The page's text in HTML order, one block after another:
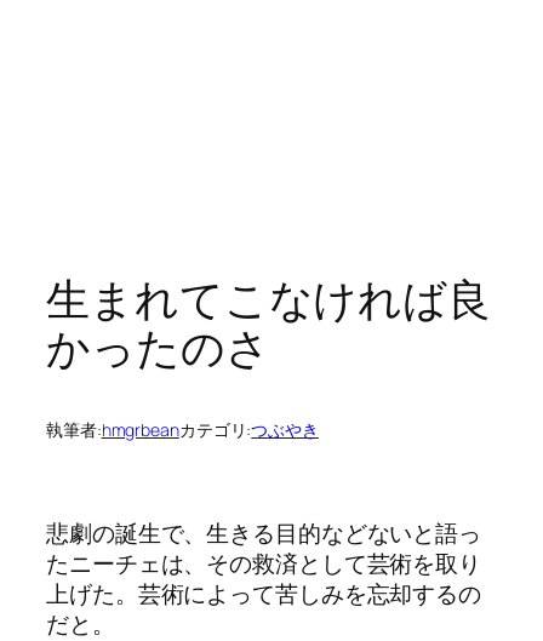
生まれてこなければ良
かったのさ
執筆者:hmgrbeanカテゴリ:つぶやき
悲劇の誕生で、生きる目的などないと語っ
たニーチェは、その救済として芸術を取り
上げた。芸術によって苦しみを忘却するの
だと。